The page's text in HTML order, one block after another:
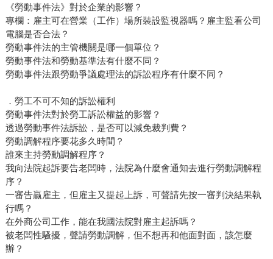
《勞動事件法》對於企業的影響？
專欄：雇主可在營業（工作）場所裝設監視器嗎？雇主監看公司
電腦是否合法？
勞動事件法的主管機關是哪一個單位？
勞動事件法和勞動基準法有什麼不同？
勞動事件法跟勞動爭議處理法的訴訟程序有什麼不同？
．勞工不可不知的訴訟權利
勞動事件法對於勞工訴訟權益的影響？
透過勞動事件法訴訟，是否可以減免裁判費？
勞動調解程序要花多久時間？
誰來主持勞動調解程序？
我向法院起訴要告老闆時，法院為什麼會通知去進行勞動調解程
序？
一審告贏雇主，但雇主又提起上訴，可聲請先按一審判決結果執
行嗎？
在外商公司工作，能在我國法院對雇主起訴嗎？
被老闆性騷擾，聲請勞動調解，但不想再和他面對面，該怎麼
辦？